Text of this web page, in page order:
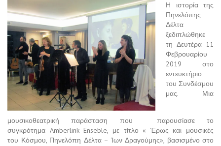
Η ιστορία της
Πηνελόπης
Δέλτα
ξεδιπλώθηκε
τη Δευτέρα 11
Φεβρουαρίου
2019 στο
εντευκτήριο
του Συνδέσμου
μας. Μια
μουσικοθεατρική παράσταση που
παρουσίασε το
συγκρότημα Amberlink Enseble, με τίτλο « Έρως και μουσικές
του Κόσμου, Πηνελόπη Δέλτα – Ίων Δραγούμης», βασισμένο στο